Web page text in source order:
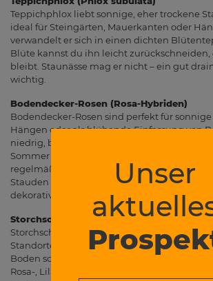
Unser
Teppichphlox liebt sonnige, eher trockene
ideal für Steingärten, Mauerkanten oder
verwandelt er sich in einen dichten
Blüte kannst du ihn leicht
bleibt. Staunässe mag er nicht – ein gut
wichtig.
Bodendecker-Rosen (Rosa-Hybriden)
Bodendecker-Rosen sind perfekt für sonnige
Hängen oder als blühende Einfassung von
niedrig, breiten sich flächig aus und blühen
Sommer über. Du solltest sie im Frühjahr
regelmäßig düngen. Etwas mehr Pflege als
Stauden ist nötig, dafür bekommst du eine
dekorative, blühende Fläche.
Storchschnabel (Geranium x
Storchschnabel eignet sich für sonnige bis
Standorte und passt gut in naturnahe
Boden schnell, unterdrückt Unkraut und
Rosa-, Lila- oder Weißtönen. Nach der Blüte